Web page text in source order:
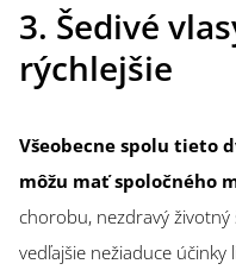
3. Šedivé
rýchlejšie
Všeobecne spolu tieto
môžu mať spoločného
chorobu, nezdravý
vedľajšie nežiaduce účinky